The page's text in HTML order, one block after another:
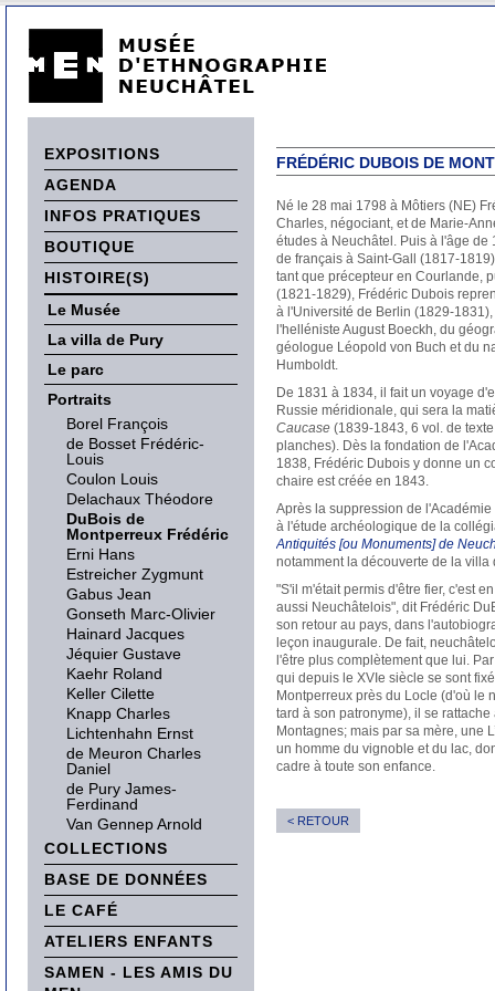
EXPOSITIONS
AGENDA
INFOS PRATIQUES
BOUTIQUE
HISTOIRE(S)
Le Musée
La villa de Pury
Le parc
Portraits
Borel François
de Bosset Frédéric-
Louis
Coulon Louis
Delachaux Théodore
DuBois de
Montperreux Frédéric
Erni Hans
Estreicher Zygmunt
Gabus Jean
Gonseth Marc-Olivier
Hainard Jacques
Jéquier Gustave
Kaehr Roland
Keller Cilette
Knapp Charles
Lichtenhahn Ernst
de Meuron Charles
Daniel
de Pury James-
Ferdinand
Van Gennep Arnold
COLLECTIONS
BASE DE DONNÉES
LE CAFÉ
ATELIERS ENFANTS
SAMEN - LES AMIS DU
FRÉDÉRIC DUBOIS DE
Né le 28 mai 1798 à Môtiers (NE)
Charles, négociant, et de Marie-
études à Neuchâtel. Puis à l'âge de
de français à Saint-Gall (1817-
tant que précepteur en Courlande,
(1821-1829), Frédéric Dubois
à l'Université de Berlin (1829-
l'helléniste August Boeckh, du
géologue Léopold von Buch et du
Humboldt.
De 1831 à 1834, il fait un voyage
Russie méridionale, qui sera la
Caucase (1839-1843, 6 vol. de
planches). Dès la fondation de
1838, Frédéric Dubois y donne un
chaire est créée en 1843.
Après la suppression de
à l'étude archéologique de la
Antiquités [ou Monuments] de
notamment la découverte de la villa
"S'il m'était permis d'être fier, c'est
aussi Neuchâtelois", dit Frédéric
son retour au pays, dans
leçon inaugurale. De fait,
l'être plus complètement que lui.
qui depuis le XVIe siècle se sont
Montperreux près du Locle (d'où le
tard à son patronyme), il se
Montagnes; mais par sa mère, une
un homme du vignoble et du lac,
cadre à toute son enfance.
< RETOUR